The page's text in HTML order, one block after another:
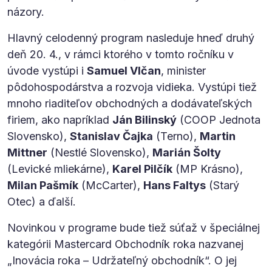
názory.
Hlavný celodenný program nasleduje hneď druhý
deň 20. 4., v rámci ktorého v tomto ročníku v
úvode vystúpi i Samuel Vlčan, minister
pôdohospodárstva a rozvoja vidieka. Vystúpi tiež
mnoho riaditeľov obchodných a dodávateľských
firiem, ako napríklad Ján Bilinský (COOP Jednota
Slovensko), Stanislav Čajka (Terno), Martin
Mittner (Nestlé Slovensko), Marián Šolty
(Levické mliekárne), Karel Pilčík (MP Krásno),
Milan Pašmík (McCarter), Hans Faltys (Starý
Otec) a ďalší.
Novinkou v programe bude tiež súťaž v špeciálnej
kategórii Mastercard Obchodník roka nazvanej
„Inovácia roka – Udržateľný obchodník“. O jej